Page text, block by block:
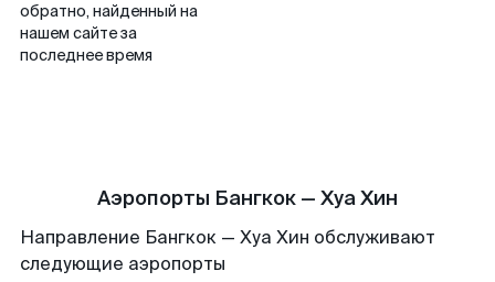
обратно, найденный на
нашем сайте за
последнее время
Аэропорты Бангкок — Хуа Хин
Направление Бангкок — Хуа Хин обслуживают
следующие аэропорты